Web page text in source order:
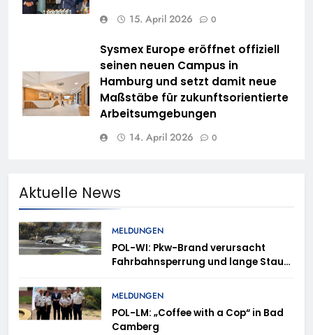
15. April 2026 0
Sysmex Europe eröffnet offiziell
seinen neuen Campus in
Hamburg und setzt damit neue
Maßstäbe für zukunftsorientierte
Arbeitsumgebungen
14. April 2026 0
Aktuelle News
MELDUNGEN
POL-WI: Pkw-Brand verursacht
Fahrbahnsperrung und lange Staus
MELDUNGEN
POL-LM: „Coffee with a Cop“ in Bad
Camberg